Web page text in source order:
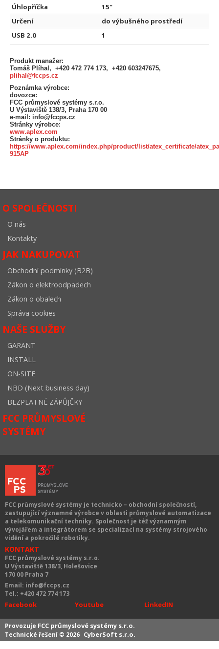
Úhlopříčka
15"
Určení
do výbušného prostředí
USB 2.0
1
Produkt manažer:
Tomáš Plíhal, +420 472 774 173, +420 603247675,
plihal@fccps.cz
Poznámka výrobce:
dovozce:
FCC průmyslové systémy s.r.o.
U Výstaviště 138/3, Praha 170 00
e-mail: info@fccps.cz
Stránky výrobce:
www.aplex.com
Stránky o produktu:
https://www.aplex.com/index.php/product/list/atex_certificate/
915AP
O SPOLEČNOSTI
O nás
Kontakty
JAK NAKUPOVAT
Obchodní podmínky (B2B)
Zákon o elektroodpadech
Zákon o obalech
Správa cookies
NAŠE SLUŽBY
GARANT
INSTALL
ON-SITE
NBD (Next business day)
BEZPLATNÉ ZÁPŮJČKY
FCC PRŮMYSLOVÉ
SYSTÉMY
FCC průmyslové systémy je technicko – obchodní společností,
zastupující významné výrobce v oblasti průmyslové automatizace
a telekomunikační techniky. Společnost je též významným
vývojářem a integrátorem se specializací na systémy strojového
vidění a pokročilé robotiky.
KONTAKT
FCC průmyslové systémy s.r.o.
U Výstaviště 138/3, Holešovice
170 00 Praha 7
Email: info@fccps.cz
Tel.: +420 472 774 173
Facebook Youtube LinkedIN
Provozuje FCC průmyslové systémy s.r.o.
Technické řešení © 2026 CyberSoft s.r.o.